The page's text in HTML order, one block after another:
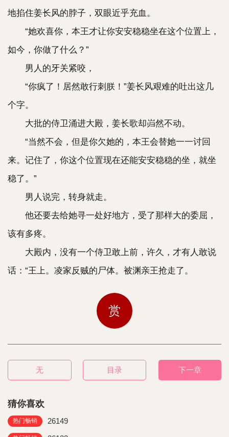
地掐住姜长风的脖子，双眼近乎充血。
“她欢喜你，本王才让你安安稳稳坐在这个位置上，
如今，你做了什么？”
男人的牙关紧咬，
“你疯了！居然敢行刺朕！”姜长风艰难的吐出这几
个字。
大批的侍卫涌进大殿，姜长歌却岿然不动。
“当然不会，但是你欠她的，本王会替她一一讨回
来。记住了，你这个位置现在还能安安稳稳的坐，就坐
稳了。”
男人说完，转身就走。
他还要去给她寻一处好地方，受了那样大的委屈，
该有多疼。
大殿内，没有一个侍卫敢上前，许久，才有人敢说
话：“王上。凌家反贼的尸体。被渊亲王抢走了。
赏
无 目录 下一章
猜你喜欢
热门畅销 26149